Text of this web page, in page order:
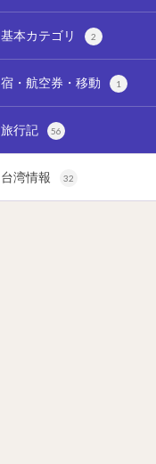
基本カテゴリ 2
宿・航空券・移動 1
旅行記 56
台湾情報 32